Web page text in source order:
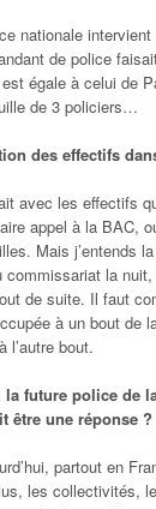
nationale
de police
égale à celui de
de 3 policiers…
des effectifs
avec les effectifs
appel à la BAC,
Mais j’entends
commissariat la
de suite. Il faut
à un bout de
l’autre bout.
la future police de
être une réponse ?
partout en
les collectivités,